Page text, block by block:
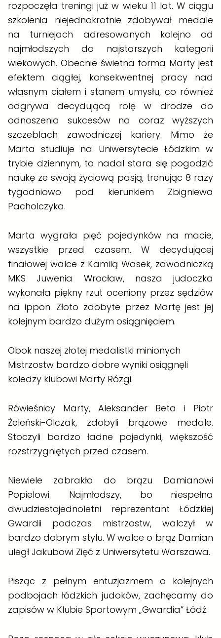
rozpoczęła treningi już w wieku 11 lat. W ciągu
szkolenia niejednokrotnie zdobywał medale
na turniejach adresowanych kolejno od
najmłodszych do najstarszych kategorii
wiekowych. Obecnie świetna forma Marty jest
efektem ciągłej, konsekwentnej pracy nad
własnym ciałem i stanem umysłu, co również
odgrywa decydującą rolę w drodze do
odnoszenia sukcesów na coraz wyższych
szczeblach zawodniczej kariery. Mimo że
Marta studiuje na Uniwersytecie Łódzkim w
trybie dziennym, to nadal stara się pogodzić
naukę ze swoją życiową pasją, trenując 8 razy
tygodniowo pod kierunkiem Zbigniewa
Pacholczyka.
Marta wygrała pięć pojedynków na macie,
wszystkie przed czasem. W decydującej
finałowej walce z Kamilą Wasek, zawodniczką
MKS Juwenia Wrocław, nasza judoczka
wykonała piękny rzut oceniony przez sędziów
na ippon. Złoto zdobyte przez Martę jest jej
kolejnym bardzo dużym osiągnięciem.
Obok naszej złotej medalistki minionych
Mistrzostw bardzo dobre wyniki osiągnęli
koledzy klubowi Marty Rózgi.
Rówieśnicy Marty, Aleksander Beta i Piotr
Żeleński-Olczak, zdobyli brązowe medale.
Stoczyli bardzo ładne pojedynki, większość
rozstrzygniętych przed czasem.
Niewiele zabrakło do brązu Damianowi
Popielowi. Najmłodszy, bo niespełna
dwudziestojednoletni reprezentant Łódzkiej
Gwardii podczas mistrzostw, walczył w
bardzo dobrym stylu. W walce o brąz Damian
uległ Jakubowi Zięć z Uniwersytetu Warszawa.
Pisząc z pełnym entuzjazmem o kolejnych
podbojach łódzkich judoków, zachęcamy do
zapisów w Klubie Sportowym „Gwardia” Łódź.